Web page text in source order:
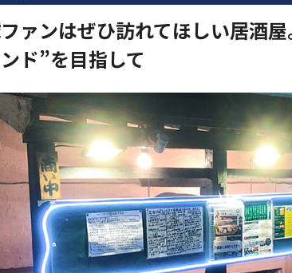
ァンはぜひ訪れてほしい居酒
ド”を目指して